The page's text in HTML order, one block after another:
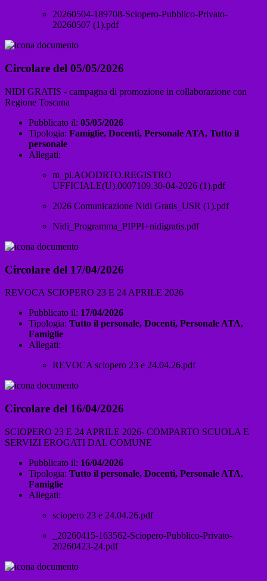
20260504-189708-Sciopero-Pubblico-Privato-
20260507 (1).pdf
Circolare del 05/05/2026
NIDI GRATIS - campagna di promozione in collaborazione con
Regione Toscana
Pubblicato il: 05/05/2026
Tipologia: Famiglie, Docenti, Personale ATA, Tutto il
personale
Allegati:
m_pi.AOODRTO.REGISTRO
UFFICIALE(U).0007109.30-04-2026 (1).pdf
2026 Comunicazione Nidi Gratis_USR (1).pdf
Nidi_Programma_PIPPI+nidigratis.pdf
Circolare del 17/04/2026
REVOCA SCIOPERO 23 E 24 APRILE 2026
Pubblicato il: 17/04/2026
Tipologia: Tutto il personale, Docenti, Personale ATA,
Famiglie
Allegati:
REVOCA sciopero 23 e 24.04.26.pdf
Circolare del 16/04/2026
SCIOPERO 23 E 24 APRILE 2026- COMPARTO SCUOLA E
SERVIZI EROGATI DAL COMUNE
Pubblicato il: 16/04/2026
Tipologia: Tutto il personale, Docenti, Personale ATA,
Famiglie
Allegati:
sciopero 23 e 24.04.26.pdf
_20260415-163562-Sciopero-Pubblico-Privato-
20260423-24.pdf